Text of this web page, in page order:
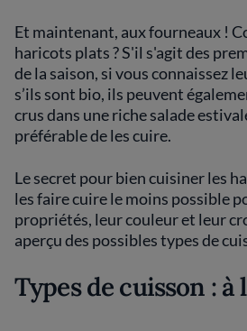
Et maintenant, aux fourneaux !
haricots plats ? S'il s'agit des
de la saison, si vous connaissez
s’ils sont bio, ils peuvent
crus dans une riche salade
préférable de les cuire.
Le secret pour bien cuisiner les
les faire cuire le moins possible
propriétés, leur couleur et leur
aperçu des possibles types de
Types de cuisson : à